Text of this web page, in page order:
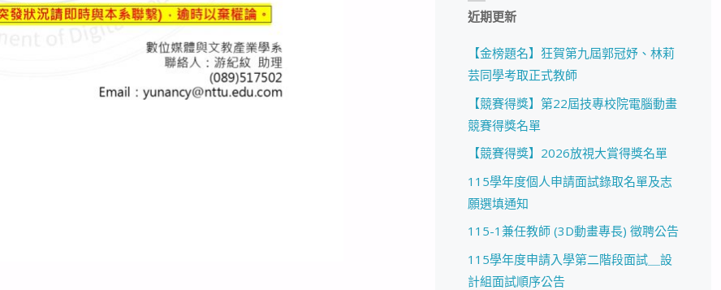
近期更新
【金榜題名】狂賀第九屆郭冠妤、林莉
芸同學考取正式教師
【競賽得獎】第22屆技專校院電腦動畫
競賽得獎名單
【競賽得獎】2026放視大賞得獎名單
115學年度個人申請面試錄取名單及志
願選填通知
115-1兼任教師 (3D動畫專長) 徵聘公告
115學年度申請入學第二階段面試＿設
計組面試順序公告